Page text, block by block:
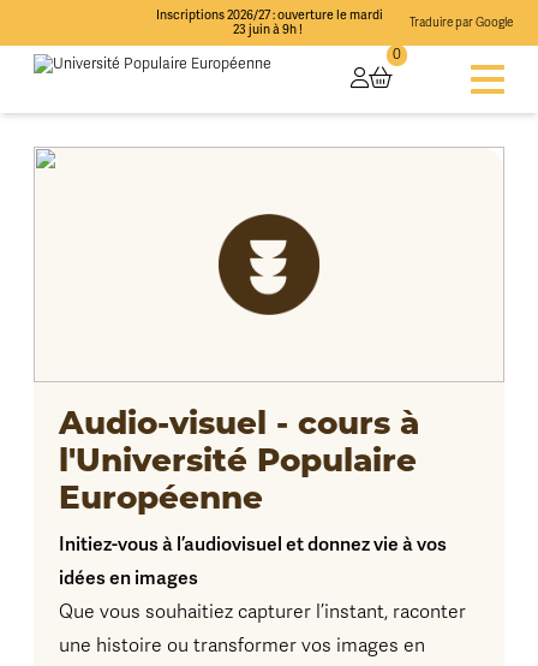
Inscriptions 2026/27 : ouverture le mardi
23 juin à 9h !
Traduire par Google
0
Audio-visuel - cours à
l'Université Populaire
Européenne
Initiez-vous à l’audiovisuel et donnez vie à vos
idées en images
Que vous souhaitiez capturer l’instant, raconter
une histoire ou transformer vos images en